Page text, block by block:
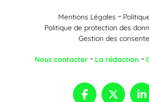
Mentions Légales
Politique de protection des
Gestion des
Nous contacter La rédaction